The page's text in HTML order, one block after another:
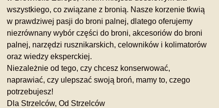
wszystkiego, co związane z bronią. Nasze korzenie tkwią
w prawdziwej pasji do broni palnej, dlatego oferujemy
niezrównany wybór części do broni, akcesoriów do broni
palnej, narzędzi rusznikarskich, celowników i kolimatorów
oraz wiedzy eksperckiej.
Niezależnie od tego, czy chcesz konserwować,
naprawiać, czy ulepszać swoją broń, mamy to, czego
potrzebujesz!
Dla Strzelców, Od Strzelców